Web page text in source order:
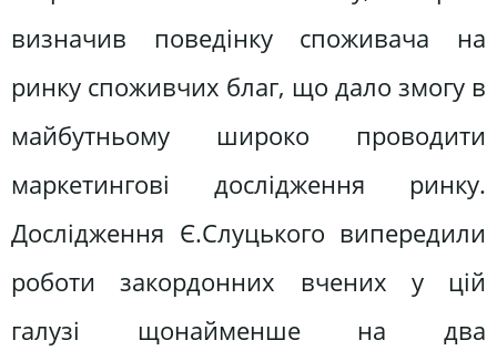
визначив поведінку споживача на
ринку споживчих благ, що дало змогу в
майбутньому широко проводити
маркетингові дослідження ринку.
Дослідження Є.Слуцького випередили
роботи закордонних вчених у цій
галузі щонайменше на два